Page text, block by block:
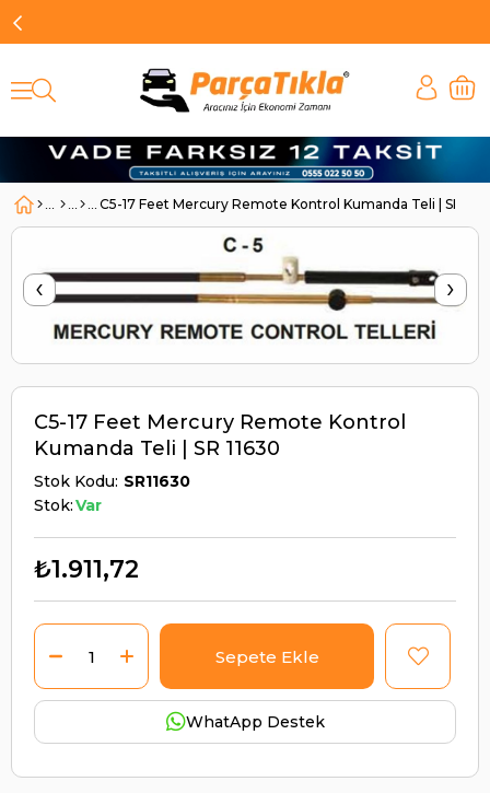
C5-17 Feet Mercury Remote Kontrol Kumanda Teli | SR
‹ ›
C5-17 Feet Mercury Remote Kontrol
Kumanda Teli | SR 11630
Stok Kodu SR11630
Stok:Var
₺1.911,72
WhatApp Destek